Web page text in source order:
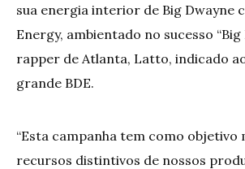
sua energia interior de Big Dwayne
Energy, ambientado no sucesso “Big
rapper de Atlanta, Latto, indicado
grande BDE.
“Esta campanha tem como objetivo
recursos distintivos de nossos